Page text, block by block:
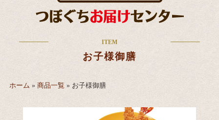
ITEM
お子様御膳
ホーム »商品一覧 » お子様御膳